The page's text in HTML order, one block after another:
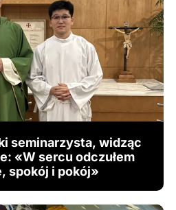
seminarzysta, widząc
«W sercu odczułem
spokój i pokój»